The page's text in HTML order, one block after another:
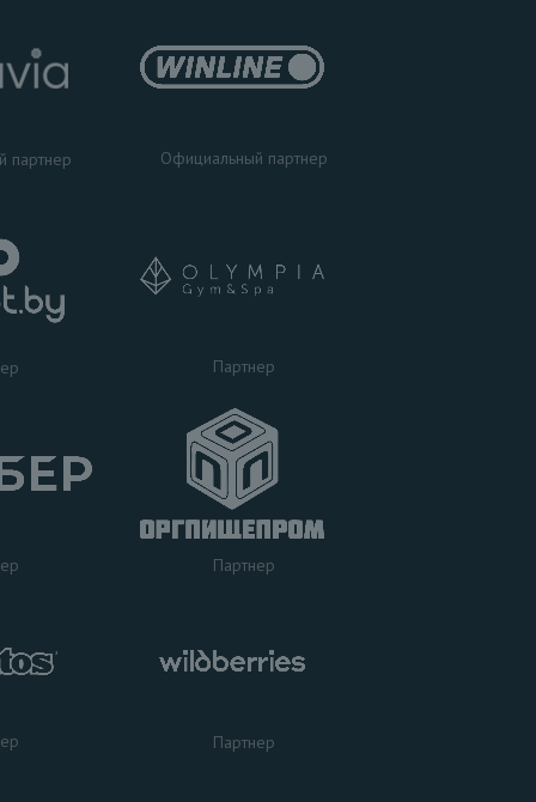
партнер Официальный партнер
Партнер
Партнер
Партнер